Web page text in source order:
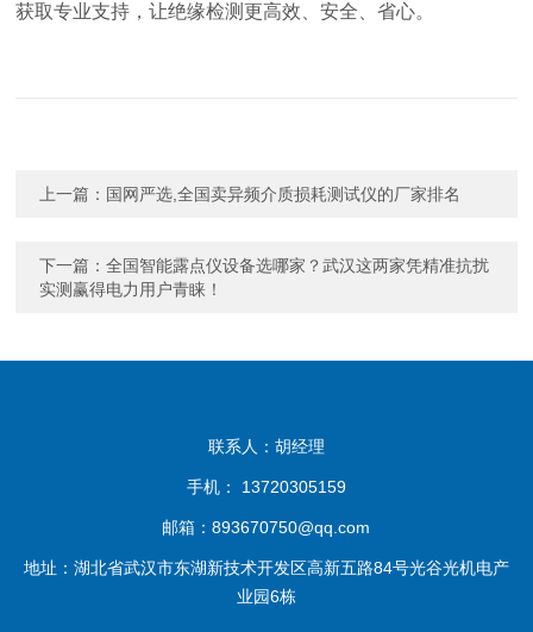
获取专业支持，让绝缘检测更高效、安全、省心。
上一篇： 国网严选,全国卖异频介质损耗测试仪的厂家排名
下一篇：全国智能露点仪设备选哪家？武汉这两家凭精准抗扰
实测赢得电力用户青睐！
联系人：胡经理
手机： 13720305159
邮箱：893670750@qq.com
地址：湖北省武汉市东湖新技术开发区高新五路84号光谷光机电产
业园6栋